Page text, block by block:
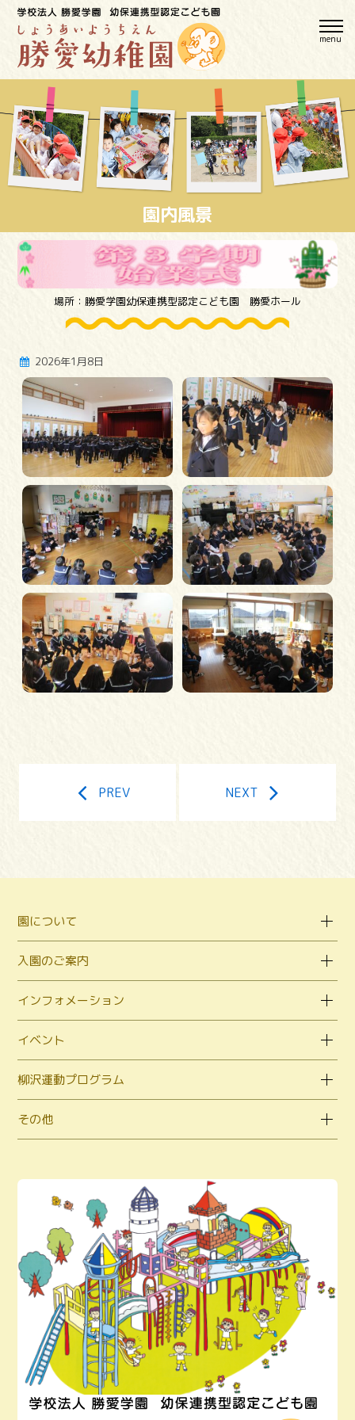
園内風景
場所：勝愛学園幼保連携型認定こども園 勝愛ホール
2026年1月8日
PREV NEXT
園について
入園のご案内
インフォメーション
イベント
柳沢運動プログラム
その他
menu